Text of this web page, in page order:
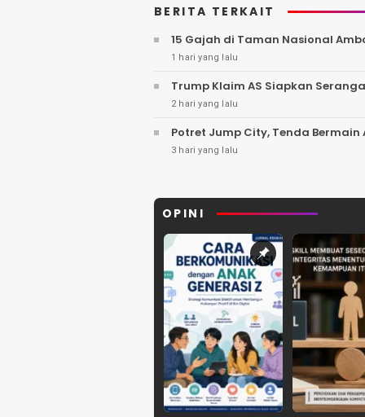
BERITA TERKAIT
15 Gajah di Taman Nasional
1 hari yang lalu
Trump Klaim AS Siapkan
2 hari yang lalu
Potret Jump City, Tenda
3 hari yang lalu
OPINI